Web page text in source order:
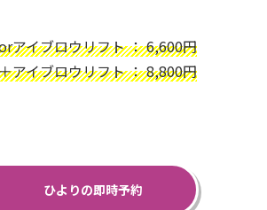
アイブロウリフト ： 6,600円
アイブロウリフト ： 8,800円
ひよりの即時予約